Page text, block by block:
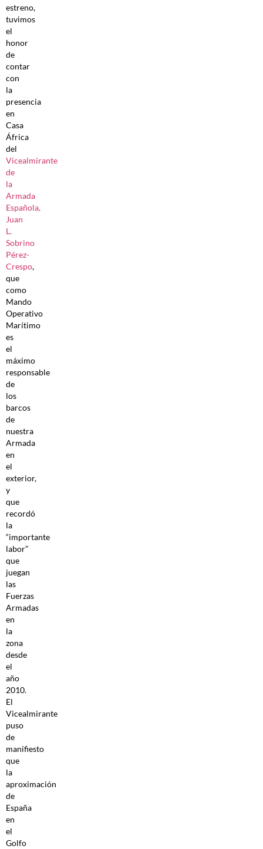
estreno,
tuvimos
el
honor
de
contar
con
la
presencia
en
Casa
África
del
Vicealmirante
de
la
Armada
Española,
Juan
L.
Sobrino
Pérez-
Crespo,
que
como
Mando
Operativo
Marítimo
es
el
máximo
responsable
de
los
barcos
de
nuestra
Armada
en
el
exterior,
y
que
recordó
la
“importante
labor”
que
juegan
las
Fuerzas
Armadas
en
la
zona
desde
el
año
2010.
El
Vicealmirante
puso
de
manifiesto
que
la
aproximación
de
España
en
el
Golfo